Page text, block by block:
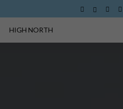
HIGH NORTH